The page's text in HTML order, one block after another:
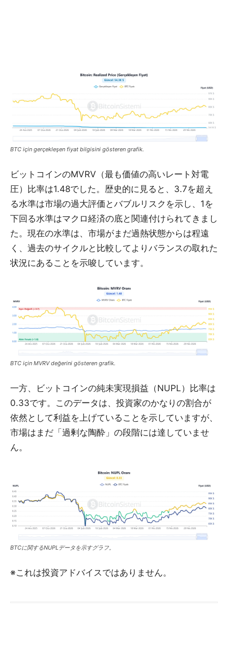
BTC için gerçekleşen fiyat bilgisini gösteren grafik.
ビットコインのMVRV（最も価値の高いレート対電
圧）比率は1.48でした。歴史的に見ると、3.7を超え
る水準は市場の過大評価とバブルリスクを示し、1を
下回る水準はマクロ経済の底と関連付けられてきまし
た。現在の水準は、市場がまだ過熱状態からは程遠
く、過去のサイクルと比較してよりバランスの取れた
状況にあることを示唆しています。
BTC için MVRV değerini gösteren grafik.
一方、ビットコインの純未実現損益（NUPL）比率は
0.33です。このデータは、投資家のかなりの割合が
依然として利益を上げていることを示していますが、
市場はまだ「過剰な陶酔」の段階には達していませ
ん。
BTCに関するNUPLデータを示すグラフ。
※これは投資アドバイスではありません。